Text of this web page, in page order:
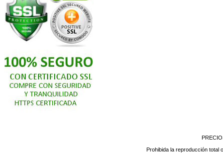
Prohibida la reproducción total